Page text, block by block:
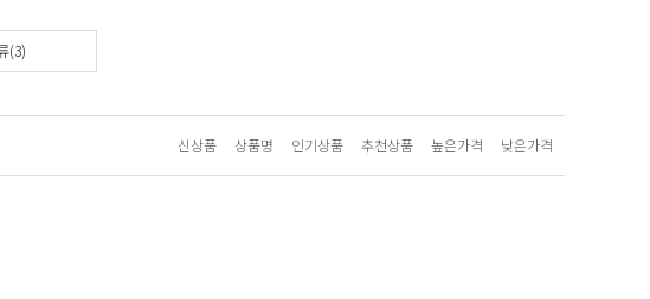
(3)
신상품 상품명 인기상품 추천상품 높은가격 낮은가격